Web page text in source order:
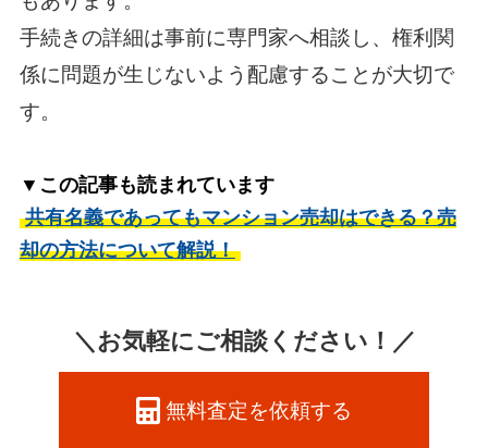
手続きの詳細は事前に専門家へ相談し、権利関
係に問題が生じないよう配慮することが大切で
す。
▼この記事も読まれています
共有名義であってもマンション売却はできる？売
却の方法について解説！
＼お気軽にご相談ください！／
無料査定を依頼する